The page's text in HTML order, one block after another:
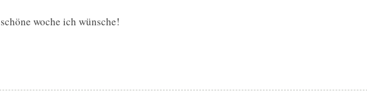
schöne woche ich wünsche!